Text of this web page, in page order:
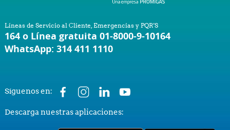
Líneas de Servicio al Cliente, Emergencias y PQR'S
164 o Línea gratuita 01-8000-9-10164
WhatsApp: 314 411 1110
Síguenos en:
Descarga nuestras aplicaciones: